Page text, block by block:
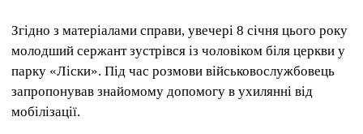
Згідно з матеріалами справи, увечері 8 січня цього року
молодший сержант зустрівся із чоловіком біля церкви у
парку «Ліски». Під час розмови військовослужбовець
запропонував знайомому допомогу в ухилянні від
мобілізації.